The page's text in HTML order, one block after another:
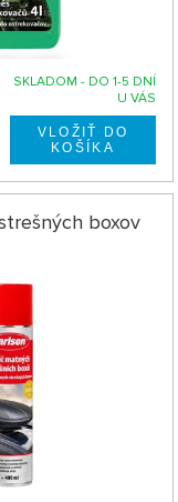
SKLADOM - DO 1-5 DNÍ
U VÁS
boxov